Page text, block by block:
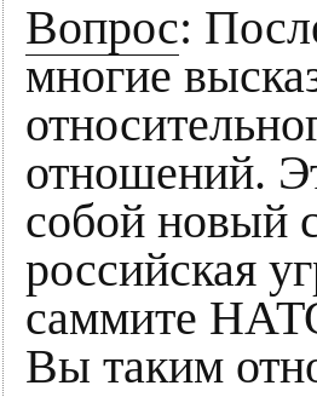
Вопрос:
многие
отношений.
собой новый
российская
саммите
Вы таким